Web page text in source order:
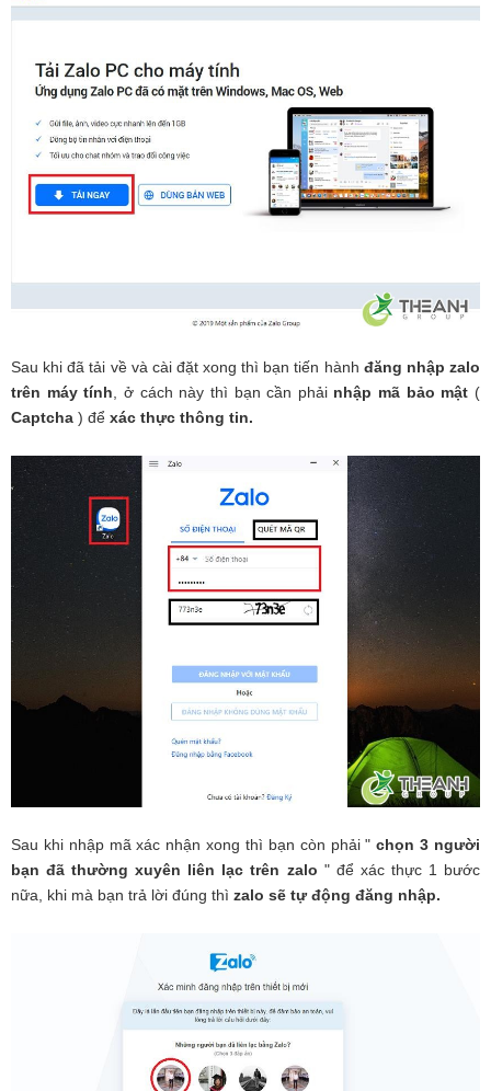
Sau khi đã tải về và cài đặt xong thì bạn tiến hành đăng nhập zalo
trên máy tính , ở cách này thì bạn cần phảinhập mã bảo mật (
Captcha ) để xác thực thông tin.
Sau khi nhập mã xác nhận xong thì bạn còn phải "chọn 3 người
bạn đã thường xuyên liên lạc trên zalo " để xác thực 1 bước
nữa, khi mà bạn trả lời đúng thì zalo sẽ tự động đăng nhập.